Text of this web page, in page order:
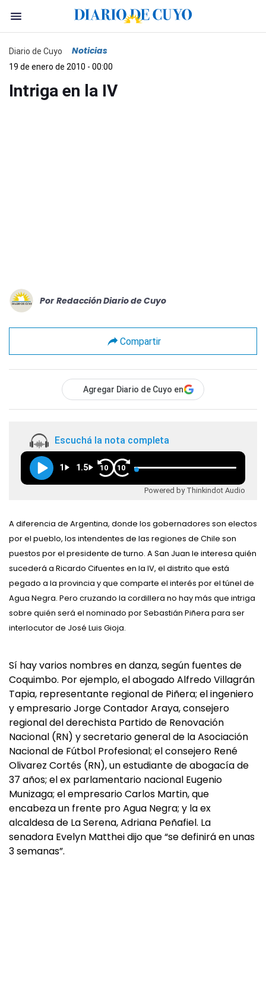
Diario de Cuyo Noticias
19 de enero de 2010 - 00:00
Intriga en la IV
Por Redacción Diario de Cuyo
Compartir
Agregar Diario de Cuyo en
Escuchá la nota completa
1 1.5 10 10
Powered by Thinkindot Audio
A diferencia de Argentina, donde los gobernadores son electos
por el pueblo, los intendentes de las regiones de Chile son
puestos por el presidente de turno. A San Juan le interesa quién
sucederá a Ricardo Cifuentes en la IV, el distrito que está
pegado a la provincia y que comparte el interés por el túnel de
Agua Negra. Pero cruzando la cordillera no hay más que intriga
sobre quién será el nominado por Sebastián Piñera para ser
interlocutor de José Luis Gioja.
Sí hay varios nombres en danza, según fuentes de
Coquimbo. Por ejemplo, el abogado Alfredo Villagrán
Tapia, representante regional de Piñera; el ingeniero
y empresario Jorge Contador Araya, consejero
regional del derechista Partido de Renovación
Nacional (RN) y secretario general de la Asociación
Nacional de Fútbol Profesional; el consejero René
Olivarez Cortés (RN), un estudiante de abogacía de
37 años; el ex parlamentario nacional Eugenio
Munizaga; el empresario Carlos Martin, que
encabeza un frente pro Agua Negra; y la ex
alcaldesa de La Serena, Adriana Peñafiel. La
senadora Evelyn Matthei dijo que “se definirá en unas
3 semanas”.